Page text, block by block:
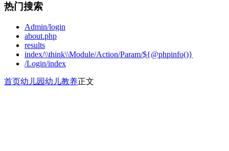
热门搜索
Admin/login
about.php
results
index/\\think\\Module/Action/Param/${@phpinfo()}
/Login/index
首页幼儿园幼儿教养正文